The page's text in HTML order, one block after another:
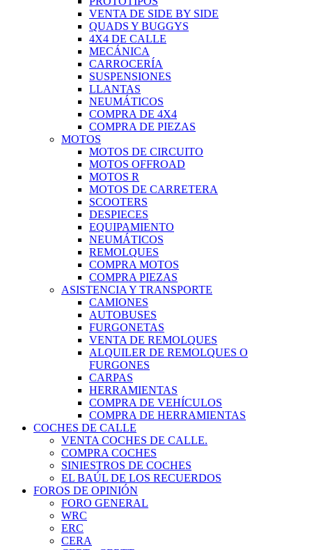
VENTA DE SIDE BY SIDE
QUADS Y BUGGYS
4X4 DE CALLE
MECÁNICA
CARROCERÍA
SUSPENSIONES
LLANTAS
NEUMÁTICOS
COMPRA DE 4X4
COMPRA DE PIEZAS
MOTOS
MOTOS DE CIRCUITO
MOTOS OFFROAD
MOTOS R
MOTOS DE CARRETERA
SCOOTERS
DESPIECES
EQUIPAMIENTO
NEUMÁTICOS
REMOLQUES
COMPRA MOTOS
COMPRA PIEZAS
ASISTENCIA Y TRANSPORTE
CAMIONES
AUTOBUSES
FURGONETAS
VENTA DE REMOLQUES
ALQUILER DE REMOLQUES O
FURGONES
CARPAS
HERRAMIENTAS
COMPRA DE VEHÍCULOS
COMPRA DE HERRAMIENTAS
COCHES DE CALLE
VENTA COCHES DE CALLE.
COMPRA COCHES
SINIESTROS DE COCHES
EL BAÚL DE LOS RECUERDOS
FOROS DE OPINIÓN
FORO GENERAL
WRC
ERC
CERA